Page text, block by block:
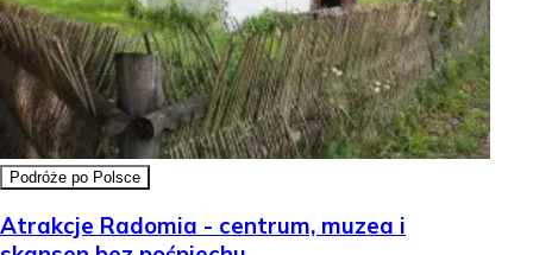
Podróże po Polsce
Atrakcje Radomia - centrum, muzea i